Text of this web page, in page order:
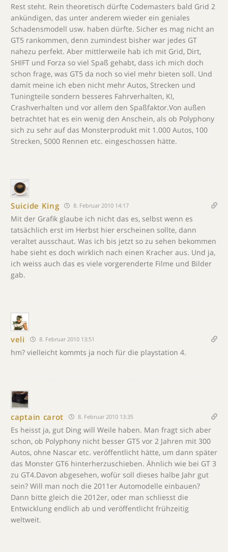
Rest steht. Rein theoretisch dürfte Codemasters bald Grid 2
ankündigen, das unter anderem wieder ein geniales
Schadensmodell usw. haben dürfte. Sicher es mag nicht an
GT5 rankommen, denn zumindest bisher war jedes GT
nahezu perfekt. Aber mittlerweile hab ich mit Grid, Dirt,
SHIFT und Forza so viel Spaß gehabt, dass ich mich doch
schon frage, was GT5 da noch so viel mehr bieten soll. Und
damit meine ich eben nicht mehr Autos, Strecken und
Tuningteile sondern besseres Fahrverhalten, KI,
Crashverhalten und vor allem den Spaßfaktor.Von außen
betrachtet hat es ein wenig den Anschein, als ob Polyphony
sich zu sehr auf das Monsterprodukt mit 1.000 Autos, 100
Strecken, 5000 Rennen etc. eingeschossen hätte.
Suicide King 8. Februar 2010 14:17
Mit der Grafik glaube ich nicht das es, selbst wenn es
tatsächlich erst im Herbst hier erscheinen sollte, dann
veraltet ausschaut. Was ich bis jetzt so zu sehen bekommen
habe sieht es doch wirklich nach einen Kracher aus. Und ja,
ich weiss auch das es viele vorgerenderte Filme und Bilder
gab.
veli 8. Februar 2010 13:51
hm? vielleicht kommts ja noch für die playstation 4.
captain carot 8. Februar 2010 13:35
Es heisst ja, gut Ding will Weile haben. Man fragt sich aber
schon, ob Polyphony nicht besser GT5 vor 2 Jahren mit 300
Autos, ohne Nascar etc. veröffentlicht hätte, um dann später
das Monster GT6 hinterherzuschieben. Ähnlich wie bei GT 3
zu GT4.Davon abgesehen, wofür soll dieses halbe Jahr gut
sein? Will man noch die 2011er Automodelle einbauen?
Dann bitte gleich die 2012er, oder man schliesst die
Entwicklung endlich ab und veröffentlicht frühzeitig
weltweit.